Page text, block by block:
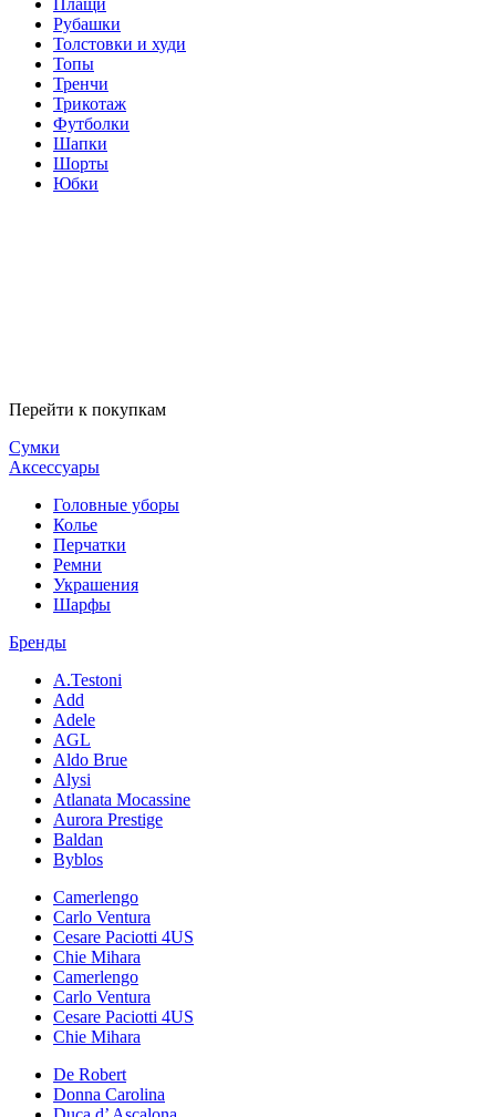
Плащи
Рубашки
Толстовки и худи
Топы
Тренчи
Трикотаж
Футболки
Шапки
Шорты
Юбки
Перейти к покупкам
Сумки
Аксессуары
Головные уборы
Колье
Перчатки
Ремни
Украшения
Шарфы
Бренды
A.Testoni
Add
Adele
AGL
Aldo Brue
Alysi
Atlanata Mocassine
Aurora Prestige
Baldan
Byblos
Camerlengo
Carlo Ventura
Cesare Paciotti 4US
Chie Mihara
Camerlengo
Carlo Ventura
Cesare Paciotti 4US
Chie Mihara
De Robert
Donna Carolina